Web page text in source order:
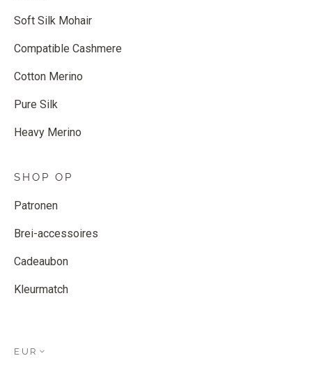
Soft Silk Mohair
Compatible Cashmere
Cotton Merino
Pure Silk
Heavy Merino
SHOP OP
Patronen
Brei-accessoires
Cadeaubon
Kleurmatch
EUR